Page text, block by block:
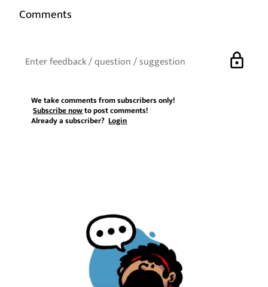
Comments
lock
We take comments from subscribers only!
Subscribe nowto post comments!
Already a subscriber?Login